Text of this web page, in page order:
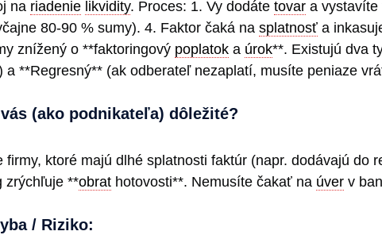
na riadenie likvidity. Proces: 1. Vy dodáte tovar a vystavíte
80-90 % sumy). 4. Faktor čaká na splatnosť a
znížený o **faktoringový poplatok a úrok**. Existujú dva
a **Regresný** (ak odberateľ nezaplatí, musíte peniaze
(ako podnikateľa) dôležité?
firmy, ktoré majú dlhé splatnosti faktúr (napr. dodávajú
zrýchľuje **obrat hotovosti**. Nemusíte čakať na úver v
/ Riziko: